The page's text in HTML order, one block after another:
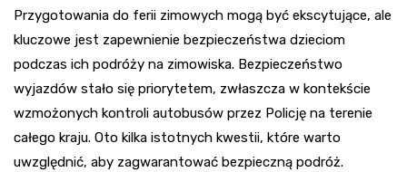
Przygotowania do ferii zimowych mogą być ekscytujące, ale
kluczowe jest zapewnienie bezpieczeństwa dzieciom
podczas ich podróży na zimowiska. Bezpieczeństwo
wyjazdów stało się priorytetem, zwłaszcza w kontekście
wzmożonych kontroli autobusów przez Policję na terenie
całego kraju. Oto kilka istotnych kwestii, które warto
uwzględnić, aby zagwarantować bezpieczną podróż.